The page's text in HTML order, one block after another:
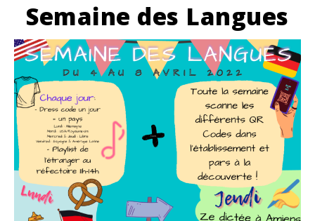
Semaine des Langues